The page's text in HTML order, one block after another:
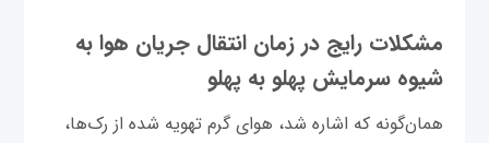
مشکلات رایج در زمان انتقال جریان هوا به
شیوه سرمایش پهلو به پهلو
همان‌گونه که اشاره شد، هوای گرم تهویه شده از رک‌ها،